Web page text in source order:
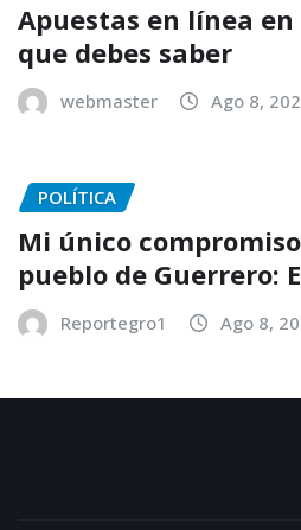
Apuestas en línea
que debes saber
webmaster Ago 8,
POLÍTICA
Mi único
pueblo de Guerrero:
Reportegro1 Ago 8,